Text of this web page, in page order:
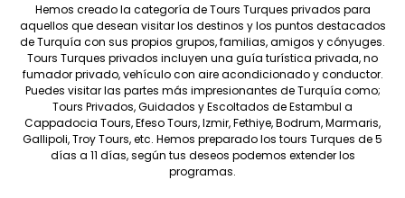
Hemos creado la categoría de Tours Turques privados para
aquellos que desean visitar los destinos y los puntos destacados
de Turquía con sus propios grupos, familias, amigos y cónyuges.
Tours Turques privados incluyen una guía turística privada, no
fumador privado, vehículo con aire acondicionado y conductor.
Puedes visitar las partes más impresionantes de Turquía como;
Tours Privados, Guidados y Escoltados de Estambul a
Cappadocia Tours, Efeso Tours, Izmir, Fethiye, Bodrum, Marmaris,
Gallipoli, Troy Tours, etc. Hemos preparado los tours Turques de 5
días a 11 días, según tus deseos podemos extender los
programas.